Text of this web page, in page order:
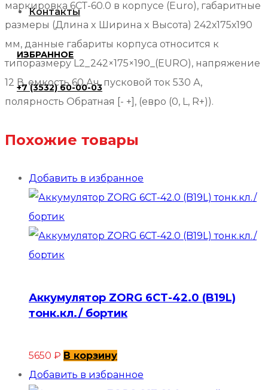
Контакты
ИЗБРАННОЕ
+7 (3532) 60-00-03
маркировка 6СТ-60.0 в корпусе (Euro), габаритные
размеры (Длина x Ширина x Высота) 242х175х190
мм, данные габариты корпуса относится к
типоразмеру L2_242×175×190_(EURO), напряжение
12 В, емкость 60 Ач, пусковой ток 530 А,
полярность Обратная [- +], (евро (0, L, R+)).
Похожие товары
Добавить в избранное
Аккумулятор ZORG 6СТ-42.0 (B19L)
тонк.кл./ бортик
5650 ₽ В корзину
Добавить в избранное